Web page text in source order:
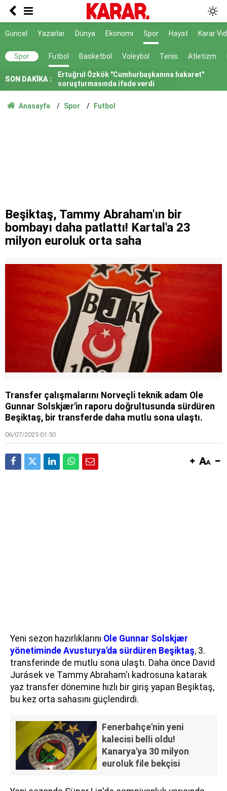
Güncel Yazarlar Dünya Ekonomi Spor Hayat Karar
Spor Futbol Basketbol Voleybol Tenis Atletizm
SON DAKİKA :
İnan Güney göreve iade edilmedi
Türkiye ve 7 ülke İsrail'i kınadı
soruşturmasında ifade verdi
Elektriği güneşten geçimi hayvancılıktan
sağlıyorlar!
5 gözaltı
Anasayfa Spor Futbol
Beşiktaş, Tammy Abraham'ın bir
bombayı daha patlattı! Kartal'a 23
milyon euroluk orta saha
Transfer çalışmalarını Norveçli teknik adam Ole
Gunnar Solskjær'in raporu doğrultusunda sürdüren
Beşiktaş, bir transferde daha mutlu sona ulaştı.
06/07/2025 01:50
Yeni sezon hazırlıklarını Ole Gunnar Solskjær
yönetiminde Avusturya'da sürdüren Beşiktaş, 3.
transferinde de mutlu sona ulaştı. Daha önce David
Jurásek ve Tammy Abraham'ı kadrosuna katarak
yaz transfer dönemine hızlı bir giriş yapan Beşiktaş,
bu kez orta sahasını güçlendirdi.
Fenerbahçe'nin yeni
kalecisi belli oldu!
Kanarya'ya 30 milyon
euroluk file bekçisi